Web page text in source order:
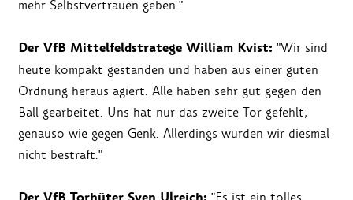
mehr Selbstvertrauen geben."
Der VfB Mittelfeldstratege William Kvist: "Wir sind
heute kompakt gestanden und haben aus einer guten
Ordnung heraus agiert. Alle haben sehr gut gegen den
Ball gearbeitet. Uns hat nur das zweite Tor gefehlt,
genauso wie gegen Genk. Allerdings wurden wir diesmal
nicht bestraft."